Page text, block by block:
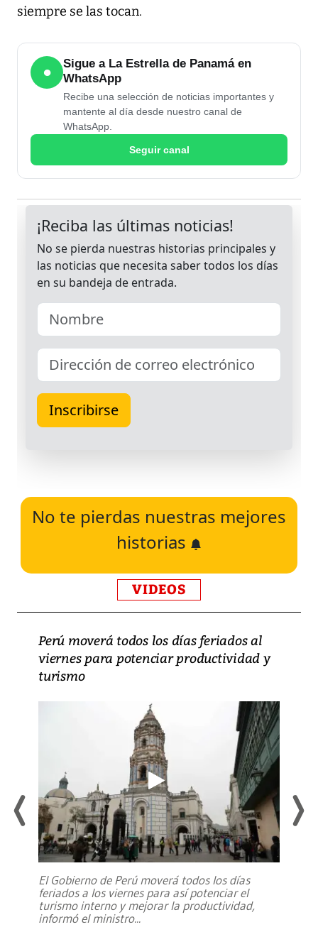
siempre se las tocan.
●
Sigue a La Estrella de Panamá en
WhatsApp
Recibe una selección de noticias importantes y
mantente al día desde nuestro canal de
WhatsApp.
Seguir canal
No te pierdas nuestras mejores
historias
VIDEOS
Perú moverá todos los días feriados al
viernes para potenciar productividad y
turismo
El Gobierno de Perú moverá todos los días
feriados a los viernes para así potenciar el
turismo interno y mejorar la productividad,
informó el ministro...